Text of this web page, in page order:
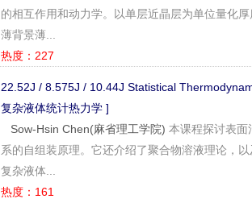
的相互作用和动力学。以单层近晶层为单位量化
薄背景薄...
热度：227
22.52J / 8.575J / 10.44J Statistical
复杂液体统计热力学 ]
Sow-Hsin Chen(麻省理工学院) 本课程探讨表
系的自组装原理。它还介绍了聚合物溶液理论，
复杂液体...
热度：161